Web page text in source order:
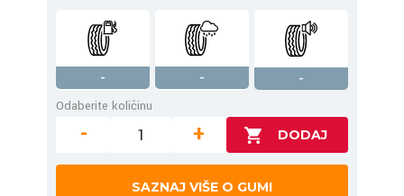
- -
-
Odaberite količinu
- +
SAZNAJ VIŠE O GUMI